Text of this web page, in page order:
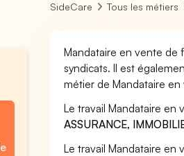
SideCare Tous les métiers
Mandataire en vente de
syndicats. Il est
métier de Mandataire
Le travail Mandataire
ASSURANCE,
Le travail Mandataire